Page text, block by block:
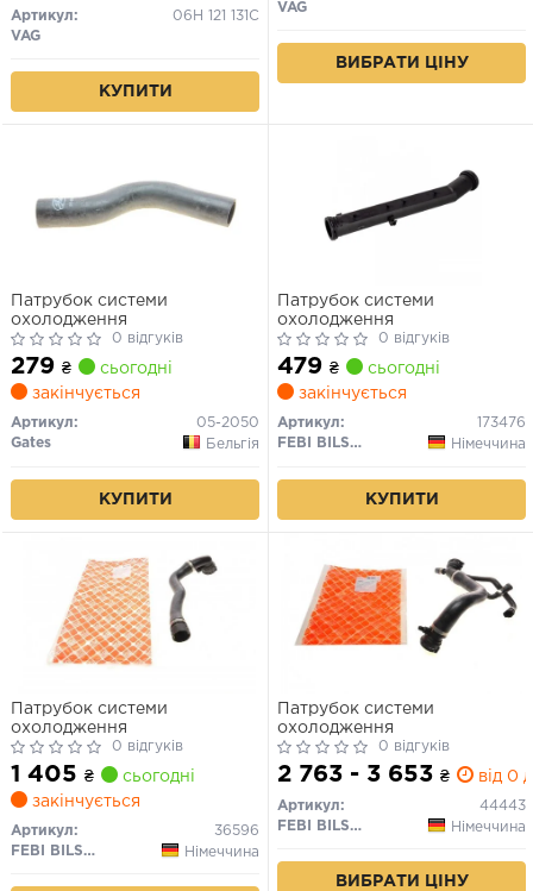
Артикул:
06H 121 131C
VAG
КУПИТИ
VAG
ВИБРАТИ ЦІНУ
Патрубок системи
охолодження
0 відгуків
279 ₴
сьогодні
закінчується
Артикул:
05-2050
Gates
Бельгія
КУПИТИ
Патрубок системи
охолодження
0 відгуків
479 ₴
сьогодні
закінчується
Артикул:
173476
FEBI BILSTEIN
Німеччина
КУПИТИ
Патрубок системи
охолодження
0 відгуків
1 405 ₴
сьогодні
закінчується
Артикул:
36596
FEBI BILSTEIN
Німеччина
Патрубок системи
охолодження
0 відгуків
2 763 - 3 653 ₴ від 0
Артикул:
44443
FEBI BILSTEIN
Німеччина
ВИБРАТИ ЦІНУ